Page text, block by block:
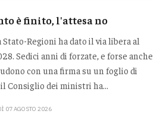
è finito, l'attesa no
Regioni ha dato il via libera al
Sedici anni di forzate, e forse anche
con una firma su un foglio di
Consiglio dei ministri ha...
07 AGOSTO 2026